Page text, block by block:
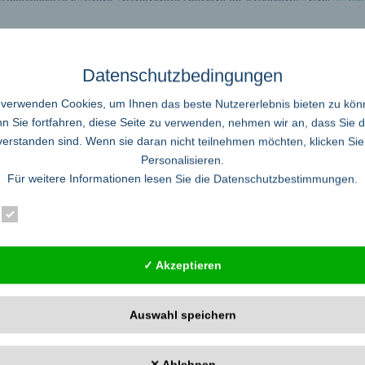
umfangreiche Längsschnittstudie gestartet, mit der herausgefunden
bleiben. Wie kommt es, dass manche Partner oder Freunde für immer
für ein dauerhaftes Beziehungsglück die allgemeine
von Kunststoffprodukten
Horizon Plastics International Inc.Ontario, April 2011 – Mit rund 1,5
Funds bezuschusst die Provinzregierung ein Innovationsprojekt von
Ontario, entwickelt ein neues Herstellungsverfahren für Kunststoff, das
Datenschutzbedingungen
Cookies, um Ihnen das beste Nutzererlebnis bieten zu
Sie fortfahren, diese Seite zu verwenden, nehmen wir an, dass Sie
sind. Wenn sie daran nicht teilnehmen möchten, klicken
Personalisieren.
Für weitere Informationen lesen Sie die Datenschutzbestimmungen
✓ Akzeptieren
Auswahl speichern